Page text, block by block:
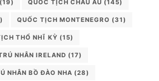
(19) QUỐC TỊCH CHÂU ÂU (145)
QUỐC TỊCH MONTENEGRO (31)
THỔ NHĨ KỲ (15)
NHÂN IRELAND (17)
NHÂN BỒ ĐÀO NHA (28)